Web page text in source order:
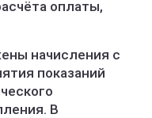
оплаты,
начисления с
показаний
В